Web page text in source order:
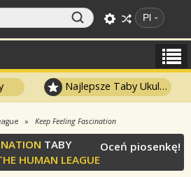
Pl
Najlepsze Taby Ukulele
Keep Feeling Fascination
TABY
HUMAN LEAGUE
Oceń piosenkę!